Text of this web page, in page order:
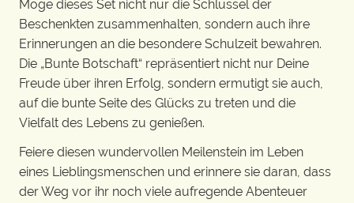
Möge dieses Set nicht nur die Schlüssel der
Beschenkten zusammenhalten, sondern auch ihre
Erinnerungen an die besondere Schulzeit bewahren.
Die „Bunte Botschaft“ repräsentiert nicht nur Deine
Freude über ihren Erfolg, sondern ermutigt sie auch,
auf die bunte Seite des Glücks zu treten und die
Vielfalt des Lebens zu genießen.
Feiere diesen wundervollen Meilenstein im Leben
eines Lieblingsmenschen und erinnere sie daran, dass
der Weg vor ihr noch viele aufregende Abenteuer